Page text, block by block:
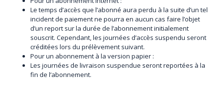
Le temps d’accès que l’abonné aura perdu à la suite d’un tel
incident de paiement ne pourra en aucun cas faire l’objet
d’un report sur la durée de l’abonnement initialement
souscrit. Cependant, les journées d’accès suspendu seront
créditées lors du prélèvement suivant.
Pour un abonnement à la version papier :
Les journées de livraison suspendue seront reportées à la
fin de l’abonnement.